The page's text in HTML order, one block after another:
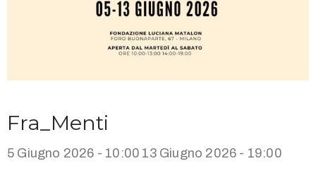
Fra_Menti
5 Giugno 2026 - 10:00 13 Giugno 2026 - 19:00